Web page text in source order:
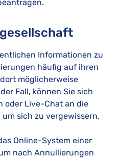
Informationen zu
häufig auf ihren
möglicherweise
Fall, können Sie sich
oder Live-Chat an die
sich zu vergewissern.
Online-System einer
nach Annullierungen